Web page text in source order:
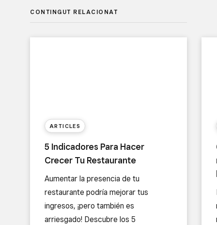
CONTINGUT RELACIONAT
ARTICLES
5 Indicadores Para Hacer
Crecer Tu Restaurante
Aumentar la presencia de tu
restaurante podría mejorar tus
ingresos, ¡pero también es
arriesgado! Descubre los 5